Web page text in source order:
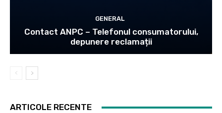
GENERAL
Contact ANPC – Telefonul consumatorului,
depunere reclamații
ARTICOLE RECENTE